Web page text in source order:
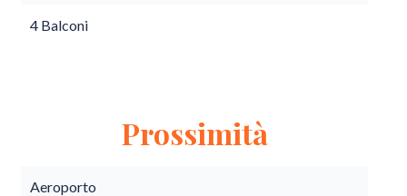
4 Balconi
Prossimità
Aeroporto